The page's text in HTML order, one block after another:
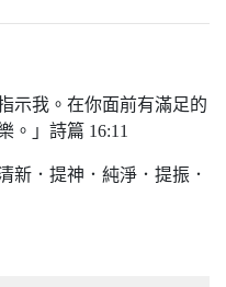
示我。在你面前有滿足的
。」詩篇 16:11
新．提神．純淨．提振．